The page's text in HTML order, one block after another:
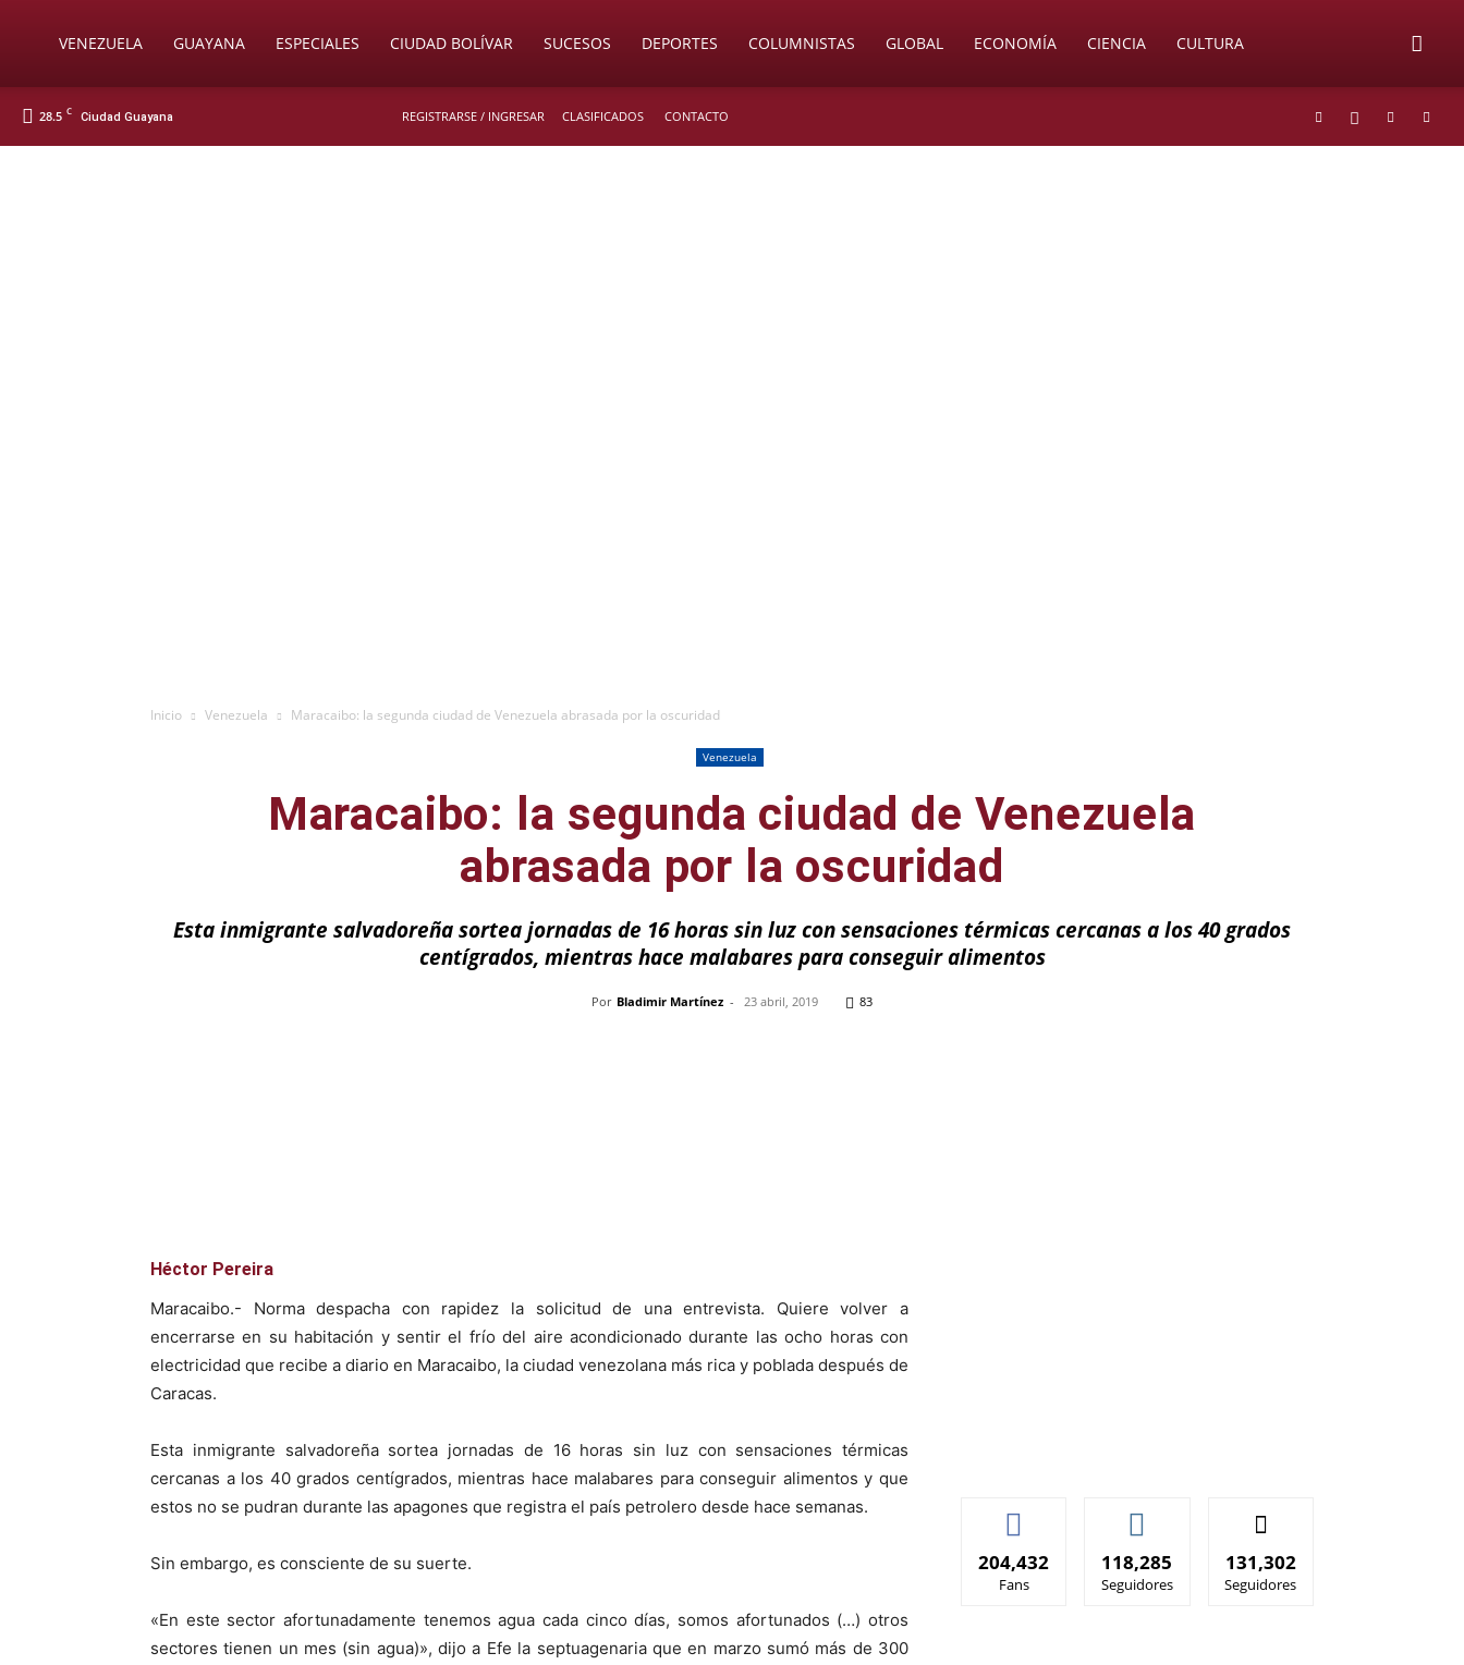
SoyVENEZUELA GUAYANA ESPECIALES CIUDAD BOLÍVAR SUCESOS DEPORTES COLUMNISTAS GLOBAL ECONOMÍA CIENCIA CULTURA
28.5 C Ciudad Guayana REGISTRARSE / INGRESAR CLASIFICADOS CONTACTO
Inicio Venezuela Maracaibo: la segunda ciudad de Venezuela abrasada por la oscuridad
Venezuela
Maracaibo: la segunda ciudad de Venezuela
abrasada por la oscuridad
Esta inmigrante salvadoreña sortea jornadas de 16 horas sin luz con sensaciones térmicas cercanas a los 40 grados
centígrados, mientras hace malabares para conseguir alimentos
Por Bladimir Martínez - 23 abril, 2019 83
Héctor Pereira
Maracaibo.- Norma despacha con rapidez la solicitud de una entrevista. Quiere volver a
encerrarse en su habitación y sentir el frío del aire acondicionado durante las ocho horas con
electricidad que recibe a diario en Maracaibo, la ciudad venezolana más rica y poblada después de
Caracas.
Esta inmigrante salvadoreña sortea jornadas de 16 horas sin luz con sensaciones térmicas
cercanas a los 40 grados centígrados, mientras hace malabares para conseguir alimentos y que
estos no se pudran durante las apagones que registra el país petrolero desde hace semanas.
Sin embargo, es consciente de su suerte.
«En este sector afortunadamente tenemos agua cada cinco días, somos afortunados (…) otros
sectores tienen un mes (sin agua)», dijo a Efe la septuagenaria que en marzo sumó más de 300
204,432
Fans
118,285
Seguidores
131,302
Seguidores